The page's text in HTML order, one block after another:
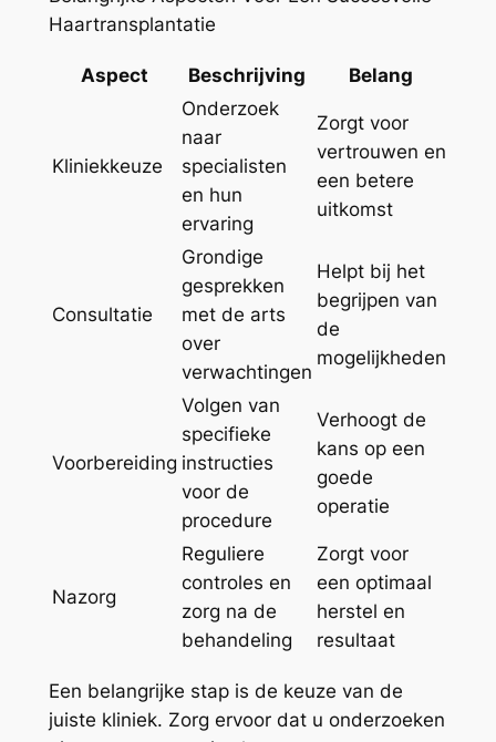
Haartransplantatie
Aspect Beschrijving Belang
Kliniekkeuze
Onderzoek
naar
specialisten
en hun
ervaring
Zorgt voor
vertrouwen en
een betere
uitkomst
Consultatie
Grondige
gesprekken
met de arts
over
verwachtingen
Helpt bij het
begrijpen van
de
mogelijkheden
Voorbereiding
Volgen van
specifieke
instructies
voor de
procedure
Verhoogt de
kans op een
goede
operatie
Nazorg
Reguliere
controles en
zorg na de
behandeling
Zorgt voor
een optimaal
herstel en
resultaat
Een belangrijke stap is de keuze van de
juiste kliniek. Zorg ervoor dat u onderzoeken